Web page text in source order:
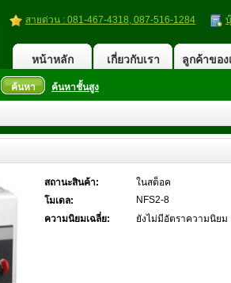
สายด่วน : 081-467-4318, 087-516-1284
หน้าหลัก เกี่ยวกับเรา ลูกค้าของ
ค้นหา ค้นหาชั้นสูง
สถานะสินค้า:
ในสต็อค
โมเดล:
NFS2-8
ความนิยมเฉลี่ย:
ยังไม่มีอัตราความนิยม